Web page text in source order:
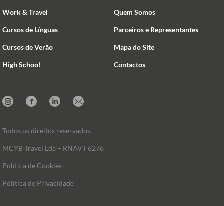
Work & Travel
Cursos de Línguas
Cursos de Verão
High School
Quem Somos
Parceiros e Representantes
Mapa do Site
Contactos
Todos os direitos reservados.
Política de Cookies
Política de Privacidade
InstagramFacebookLinkedinMail
MCYB Travel Lda – RNAVT 6276